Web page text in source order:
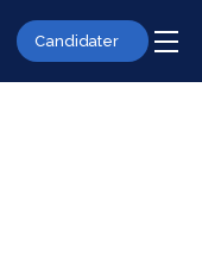
Candidater